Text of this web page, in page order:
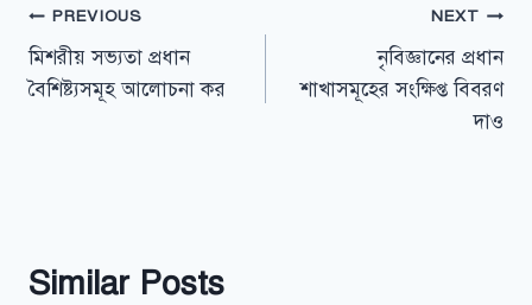
Post
navigation
PREVIOUS
মিশরীয় সভ্যতা প্রধান
বৈশিষ্ট্যসমূহ আলোচনা কর
NEXT
নৃবিজ্ঞানের প্রধান
শাখাসমূহের সংক্ষিপ্ত বিবরণ
দাও
Similar Posts